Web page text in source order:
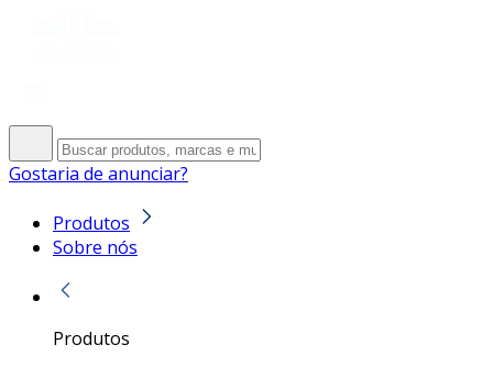
Gostaria de anunciar?
Produtos
Sobre nós
Produtos